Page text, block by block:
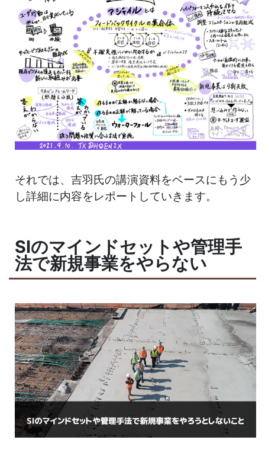
それでは、吉羽氏の講演資料をベースにもう少
し詳細に内容をレポートしていきます。
SIのマインドセットや管理手
法で新規事業をやらない